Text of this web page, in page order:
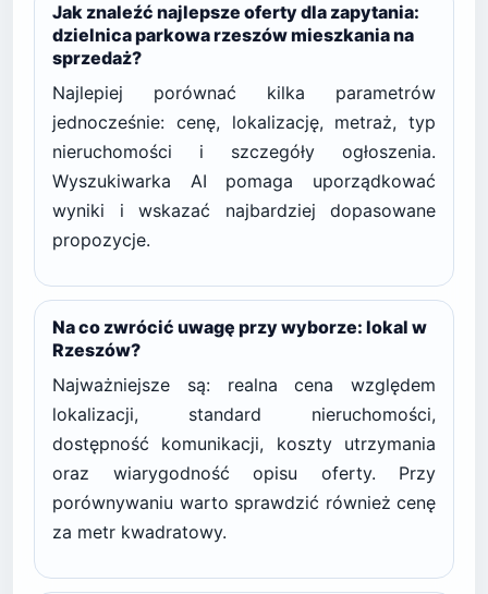
Jak znaleźć najlepsze oferty dla zapytania:
dzielnica parkowa rzeszów mieszkania na
sprzedaż?
Najlepiej porównać kilka parametrów
jednocześnie: cenę, lokalizację, metraż, typ
nieruchomości i szczegóły ogłoszenia.
Wyszukiwarka AI pomaga uporządkować
wyniki i wskazać najbardziej dopasowane
propozycje.
Na co zwrócić uwagę przy wyborze: lokal w
Rzeszów?
Najważniejsze są: realna cena względem
lokalizacji, standard nieruchomości,
dostępność komunikacji, koszty utrzymania
oraz wiarygodność opisu oferty. Przy
porównywaniu warto sprawdzić również cenę
za metr kwadratowy.